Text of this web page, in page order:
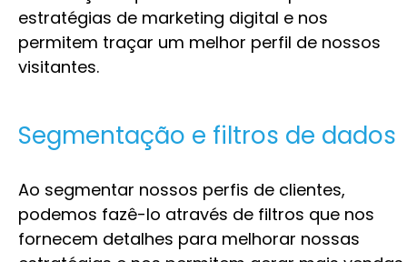
estratégias de marketing digital e nos
permitem traçar um melhor perfil de nossos
visitantes.
Segmentação e filtros de dados
Ao segmentar nossos perfis de clientes,
podemos fazê-lo através de filtros que nos
fornecem detalhes para melhorar nossas